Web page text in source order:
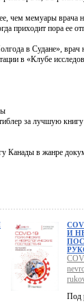
чем мемуары
приходит пора ее
в Судане»,
в «Клубе
за лучшую книгу
Канады в жанре
И
Под